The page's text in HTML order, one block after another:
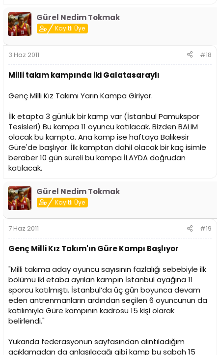
Gürel Nedim Tokmak
Kayıtlı Üye
3 Haz 2011 #18
Milli takım kampında iki Galatasaraylı
Genç Milli Kız Takımı Yarın Kampa Giriyor.
İlk etapta 3 günlük bir kamp var (İstanbul Pamukspor
Tesisleri) Bu kampa 11 oyuncu katılacak. Bizden BALIM
olacak bu kampta. Ana kamp ise haftaya Balıkesir
Güre'de başlıyor. İlk kamptan dahil olacak bir kaç isimle
beraber 10 gün süreli bu kampa İLAYDA doğrudan
katılacak.
Gürel Nedim Tokmak
Kayıtlı Üye
7 Haz 2011 #19
Genç Milli Kız Takım'ın Güre Kampı Başlıyor
"Milli takıma aday oyuncu sayısının fazlalığı sebebiyle ilk
bölümü iki etaba ayrılan kampın İstanbul ayağına 11
sporcu katılmıştı. İstanbul’da üç gün boyunca devam
eden antrenmanların ardından seçilen 6 oyuncunun da
katılımıyla Güre kampının kadrosu 15 kişi olarak
belirlendi."
Yukarıda federasyonun sayfasından alıntıladığım
açıklamadan da anlaşılacağı gibi kamp bu sabah 15